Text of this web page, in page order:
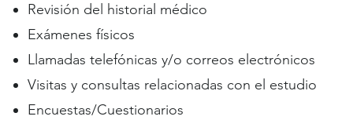
Revisión del historial médico
Exámenes físicos
Llamadas telefónicas y/o correos electrónicos
Visitas y consultas relacionadas con el estudio
Encuestas/Cuestionarios